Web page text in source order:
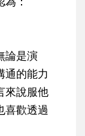
論是演
通的能力
來說服他
喜歡透過